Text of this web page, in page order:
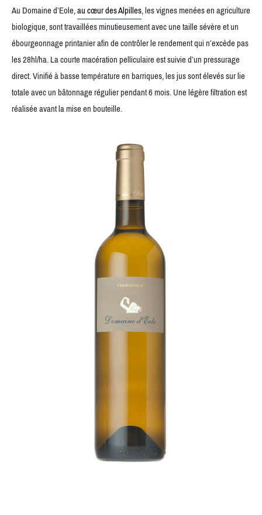
Au Domaine d’Eole,au cœur des Alpilles, les vignes menées en agriculture
biologique, sont travaillées minutieusement avec une taille sévère et un
ébourgeonnage printanier afin de contrôler le rendement qui n’excède pas
les 28hl/​ha. La courte macération pelliculaire est suivie d’un pressurage
direct. Vinifié à basse température en barriques, les jus sont élevés sur lie
totale avec un bâtonnage régulier pendant 6 mois. Une légère filtration est
réalisée avant la mise en bouteille.